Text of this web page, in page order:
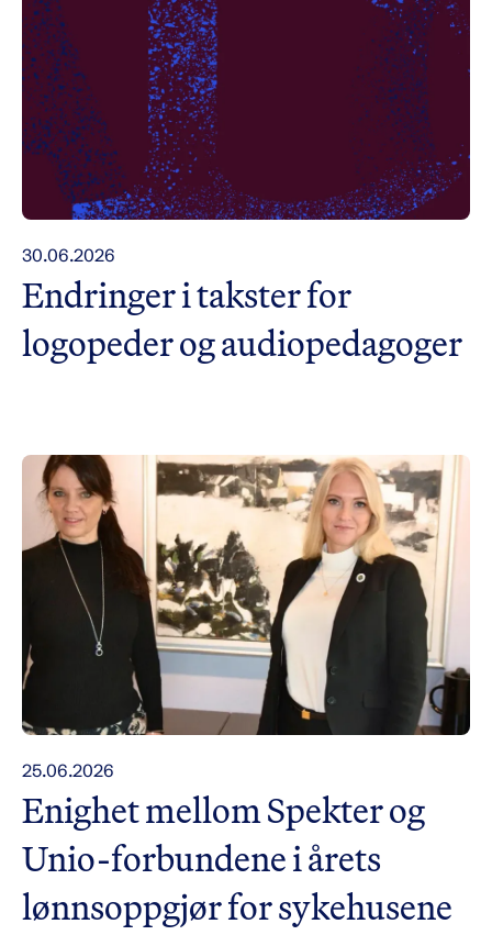
30.06.2026
Endringer i takster for
logopeder og audiopedagoger
25.06.2026
Enighet mellom Spekter og
Unio-forbundene i årets
lønnsoppgjør for sykehusene